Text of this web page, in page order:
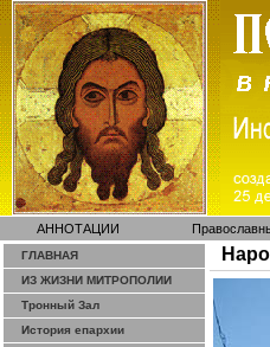
АННОТАЦИИ
ГЛАВНАЯ
ИЗ ЖИЗНИ МИТРОПОЛИИ
Тронный Зал
История епархии